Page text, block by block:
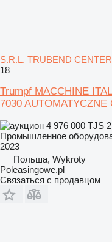
S.R.L. TRUBEND
18
Trumpf MACCHINE
7030 AUTOMATYCZNE
4 976 000 TJS
Промышленное
2023
Польша, Wykroty
Poleasingowe.pl
Связаться с продавцом